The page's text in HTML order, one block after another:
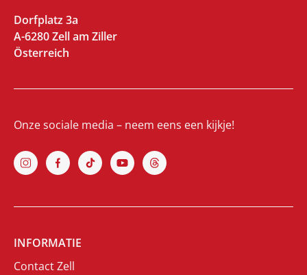
Dorfplatz 3a
A-6280 Zell am Ziller
Österreich
Onze sociale media – neem eens een kijkje!
INFORMATIE
Contact Zell